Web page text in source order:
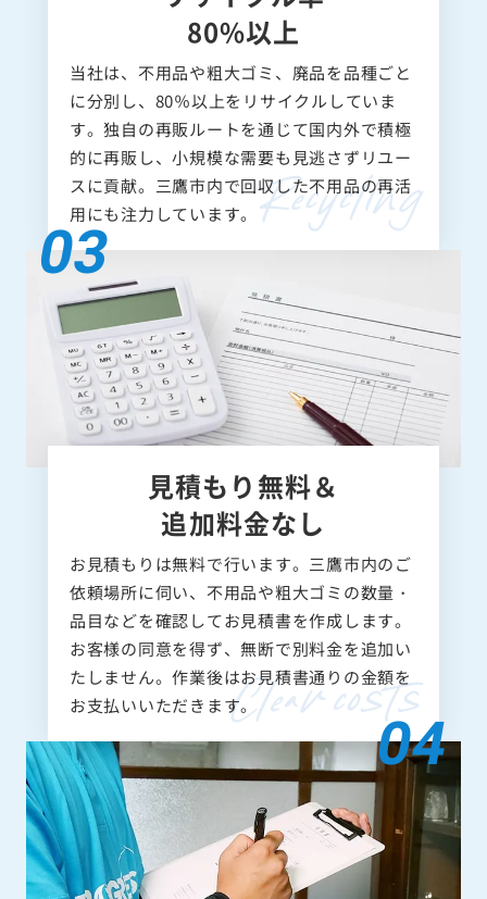
80%以上
当社は、不用品や粗大ゴミ、廃品を品種ごと
に分別し、80％以上をリサイクルしていま
す。独自の再販ルートを通じて国内外で積極
的に再販し、小規模な需要も見逃さずリユー
スに貢献。三鷹市内で回収した不用品の再活
用にも注力しています。
見積もり無料＆
追加料金なし
お見積もりは無料で行います。三鷹市内のご
依頼場所に伺い、不用品や粗大ゴミの数量・
品目などを確認してお見積書を作成します。
お客様の同意を得ず、無断で別料金を追加い
たしません。作業後はお見積書通りの金額を
お支払いいただきます。